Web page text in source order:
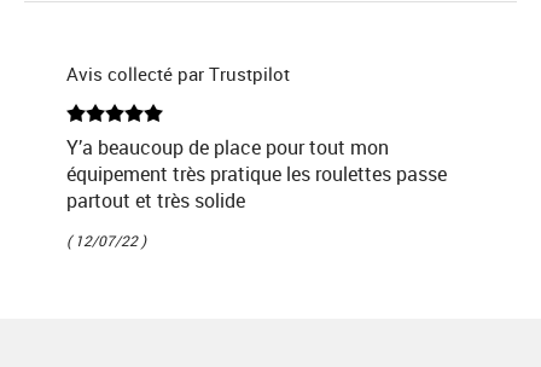
Avis collecté par Trustpilot
Y’a beaucoup de place pour tout mon
équipement très pratique les roulettes passe
partout et très solide
( 12/07/22 )